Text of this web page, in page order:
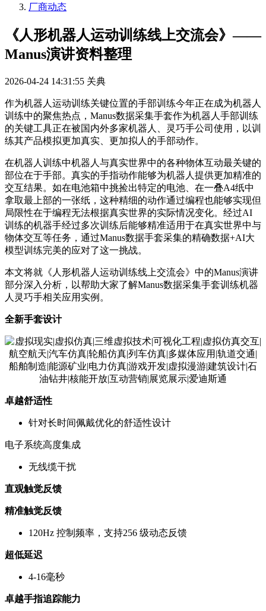
厂商动态
《人形机器人运动训练线上交流会》——
Manus演讲资料整理
2026-04-24 14:31:55 关典
作为机器人运动训练关键位置的手部训练今年正在成为机器人
训练中的聚焦热点，Manus数据采集手套作为机器人手部训练
的关键工具正在被国内外多家机器人、灵巧手公司使用，以训
练其产品模拟更加真实、更加拟人的手部动作。
在机器人训练中机器人与真实世界中的各种物体互动最关键的
部位在于手部。真实的手指动作能够为机器人提供更加精准的
交互结果。如在电池箱中挑捡出特定的电池、在一叠A4纸中
拿取最上部的一张纸，这种精细的动作通过编程也能够实现但
局限性在于编程无法根据真实世界的实际情况变化。经过AI
训练的机器手经过多次训练后能够精准适用于在真实世界中与
物体交互等任务，通过Manus数据手套采集的精确数据+AI大
模型训练完美的应对了这一挑战。
本文将就《人形机器人运动训练线上交流会》中的Manus演讲
部分深入分析，以帮助大家了解Manus数据采集手套训练机器
人灵巧手相关应用实例。
全新手套设计
卓越舒适性
针对长时间佩戴优化的舒适性设计
电子系统高度集成
无线缆干扰
直观触觉反馈
精准触觉反馈
120Hz 控制频率，支持256 级动态反馈
超低延迟
4-16毫秒
卓越手指追踪能力